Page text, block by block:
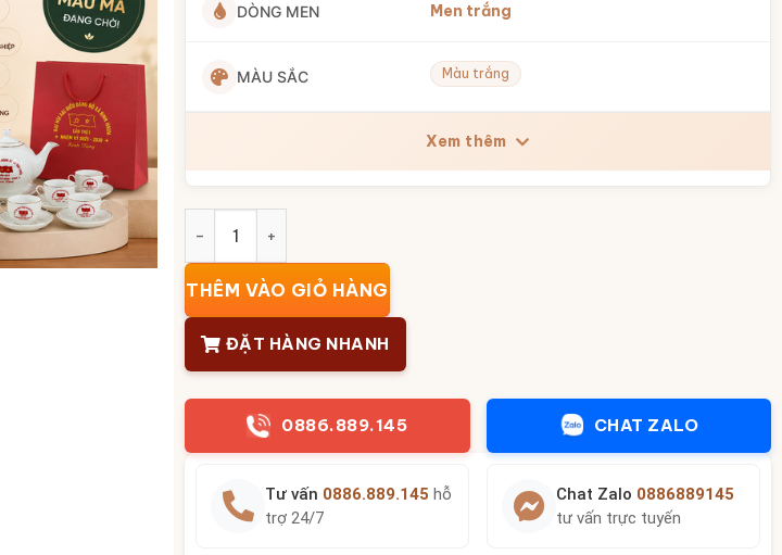
DÒNG MEN Men trắng
MÀU SẮC Màu trắng
Xem thêm
THÊM VÀO GIỎ HÀNG
ĐẶT HÀNG NHANH
0886.889.145 CHAT ZALO
Tư vấn 0886.889.145 hỗ
trợ 24/7
Chat Zalo 0886889145
tư vấn trực tuyến